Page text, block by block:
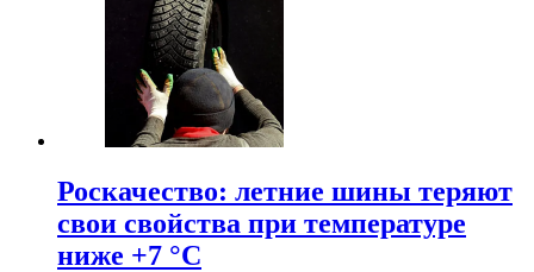
Роскачество: летние шины теряют
свои свойства при температуре
ниже +7 °C